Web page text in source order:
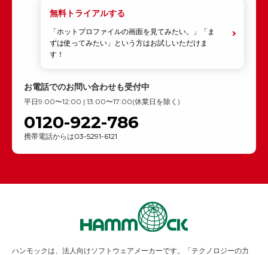
無料トライアルする
「ホットプロファイルの画面を見てみたい。」「ま
ずは使ってみたい」という方はお試しいただけま
す！
お電話でのお問い合わせも受付中
平日9:00〜12:00 | 13:00〜17:00(休業日を除く)
0120-922-786
携帯電話からは03-5291-6121
ハンモックは、法人向けソフトウェアメーカーです。「テクノロジーの力